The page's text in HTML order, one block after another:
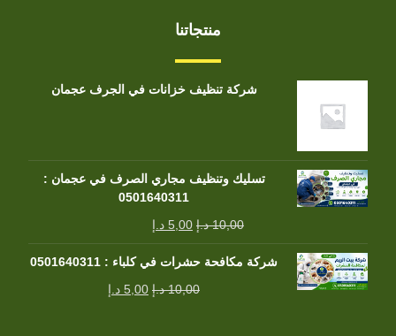
منتجاتنا
شركة تنظيف خزانات في الجرف عجمان
تسليك وتنظيف مجاري الصرف في عجمان :
0501640311
10,00 د.إ 5,00 د.إ
شركة مكافحة حشرات في كلباء : 0501640311
10,00 د.إ 5,00 د.إ